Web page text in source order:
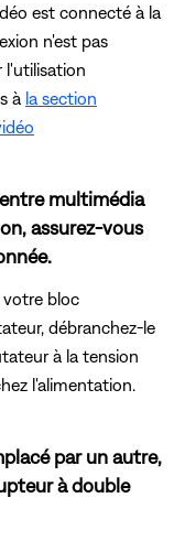
est connecté à la
n'est pas
l'utilisation
à la section
multimédia
assurez-vous
votre bloc
débranchez-le
à la tension
l'alimentation.
par un autre,
à double